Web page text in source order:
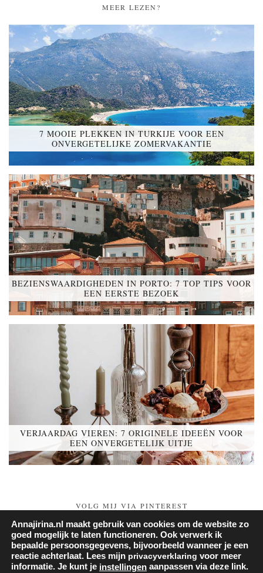
MEER LEZEN?
7 MOOIE PLEKKEN IN TURKIJE VOOR EEN
ONVERGETELIJKE ZOMERVAKANTIE
BEZIENSWAARDIGHEDEN IN PORTO: 7 TOP TIPS VOOR
EEN EERSTE BEZOEK
VERJAARDAG VIEREN: 7 ORIGINELE IDEEËN VOOR
EEN ONVERGETELIJK UITJE
VOLG MIJ VIA PINTEREST
Follow on Pinterest
Annajirina.nl maakt gebruik van cookies om de website zo
goed mogelijk te laten functioneren. Ook verwerk ik
bepaalde persoonsgegevens, bijvoorbeeld wanneer je een
reactie achterlaat. Lees mijn privacyverklaring voor meer
informatie. Je kunt je instellingen aanpassen via deze link.